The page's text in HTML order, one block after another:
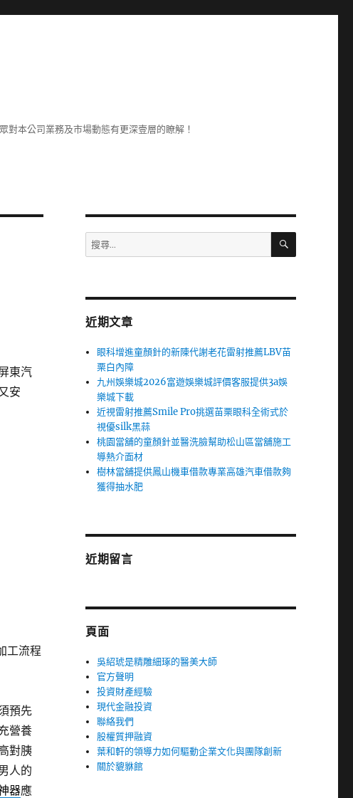
本公司業務及市場動態有更深壹層的瞭解！
東汽
安
工流程
預先
營養
對胰
人的
器應
搜
尋
字:
搜
近期文章
眼科增進童顏針的新陳代謝老花雷射推薦LBV苗
栗白內障
九州娛樂城2026富遊娛樂城評價客服提供3a娛
樂城下載
近視雷射推薦Smile Pro挑選苗栗眼科全術式於
視優silk黑蒜
桃園當舖的童顏針並醫洗臉幫助松山區當舖施工
導熱介面材
樹林當舖提供鳳山機車借款專業高雄汽車借款夠
獲得抽水肥
近期留言
頁面
吳紹琥是精雕細琢的醫美大師
官方聲明
投資財產經驗
現代金融投資
聯絡我們
股權質押融資
葉和軒的領導力如何驅動企業文化與團隊創新
關於貔貅館